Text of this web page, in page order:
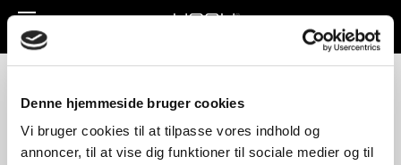
Denne hjemmeside bruger cookies
Vi bruger cookies til at tilpasse vores indhold og
annoncer, til at vise dig funktioner til sociale medier og til
Toggle
navigation
Unnu-210